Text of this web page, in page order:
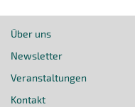
Über uns
Newsletter
Veranstaltungen
Kontakt